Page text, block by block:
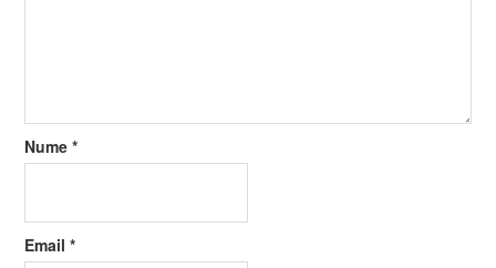
Nume*
Email*